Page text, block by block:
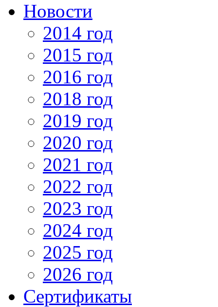
Новости
2014 год
2015 год
2016 год
2018 год
2019 год
2020 год
2021 год
2022 год
2023 год
2024 год
2025 год
2026 год
Сертификаты